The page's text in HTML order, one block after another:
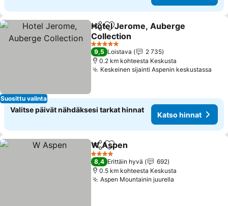
Suosittu valinta
Jaa Lisää suosikkeihin
Hotel Jerome, Auberge
Collection
Katso hinnat
5 Tähtiluokitus
9,5 Loistava
2 735
0.2 km kohteesta Keskusta
Keskeinen sijainti Aspenin keskustassa
Valitse päivät nähdäksesi tarkat hinnat
Katso hinnat
Jaa Lisää suosikkeihin
W Aspen
4 Tähtiluokitus
8,4 Erittäin hyvä
692
0.5 km kohteesta Keskusta
Aspen Mountainin juurella